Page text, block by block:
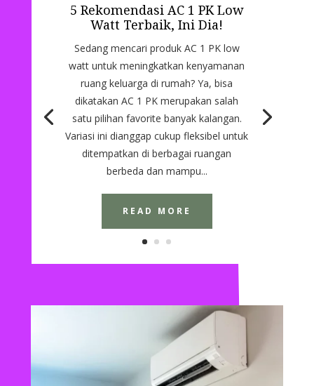
5 Rekomendasi AC 1 PK Low
Watt Terbaik, Ini Dia!
Sedang mencari produk AC 1 PK low
watt untuk meningkatkan kenyamanan
ruang keluarga di rumah? Ya, bisa
dikatakan AC 1 PK merupakan salah
satu pilihan favorite banyak kalangan.
Variasi ini dianggap cukup fleksibel untuk
ditempatkan di berbagai ruangan
berbeda dan mampu...
READ MORE